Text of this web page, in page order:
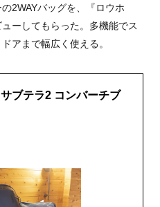
2WAYバッグを、『ロウホ
ーしてもらった。多機能でス
アまで幅広く使える。
ブテラ2 コンバーチブ